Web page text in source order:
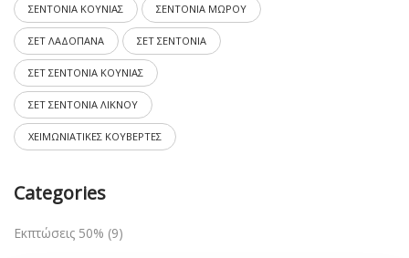
ΣΕΝΤΟΝΙΑ ΚΟΥΝΙΑΣ ΣΕΝΤΟΝΙΑ ΜΩΡΟΥ
ΣΕΤ ΛΑΔΟΠΑΝΑ ΣΕΤ ΣΕΝΤΟΝΙΑ
ΣΕΤ ΣΕΝΤΟΝΙΑ ΚΟΥΝΙΑΣ
ΣΕΤ ΣΕΝΤΟΝΙΑ ΛΙΚΝΟΥ
ΧΕΙΜΩΝΙΑΤΙΚΕΣ ΚΟΥΒΕΡΤΕΣ
Categories
Εκπτώσεις 50% (9)